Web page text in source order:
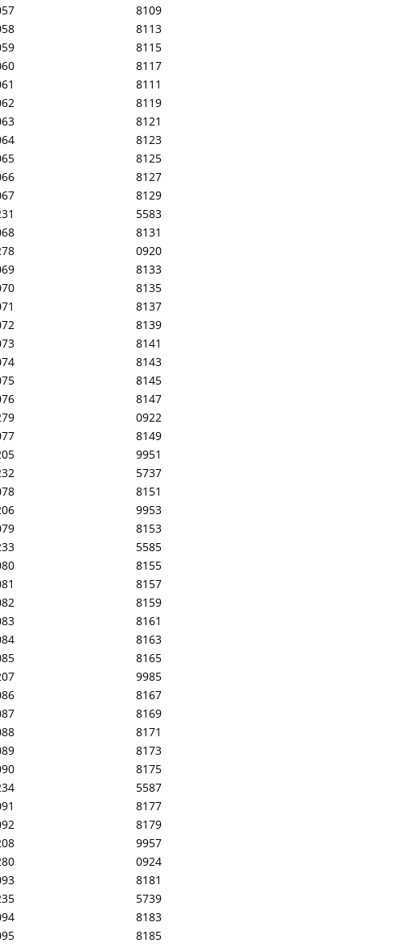
8109
8113
8115
8117
8111
8119
8121
8123
8125
8127
8129
5583
8131
0920
8133
8135
8137
8139
8141
8143
8145
8147
0922
8149
9951
5737
8151
9953
8153
5585
8155
8157
8159
8161
8163
8165
9985
8167
8169
8171
8173
8175
5587
8177
8179
9957
0924
8181
5739
8183
8185